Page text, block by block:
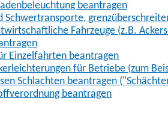
beantragen
Fahrzeuge (z.B.
Einzelfahrten beantragen
für Betriebe (zum
Schlachten beantragen
beantragen